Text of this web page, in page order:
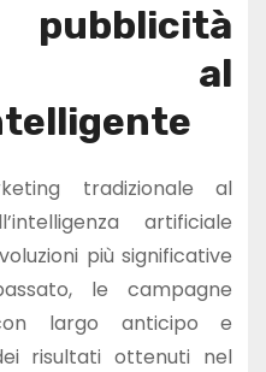
al
tradizionale al
artificiale
più significative
le campagne
largo anticipo e
risultati ottenuti nel